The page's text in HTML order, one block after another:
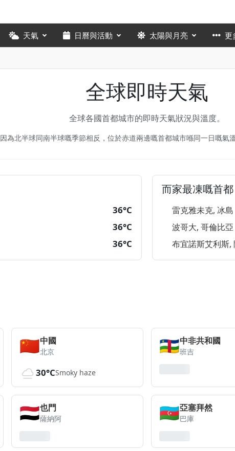
天氣 日曆與活動 太陽與月亮 更
全球即時天氣
全球各國首都城市的即時天氣狀況與溫度。
因為北半球同南半球嘅季節相反，位於赤道兩邊嘅首都城市喺同一日嘅氣
36°C
36°C
36°C
而家最凍嘅首都
雷克雅未克, 冰島
波哥大, 哥倫比亞
布宜諾斯艾利斯,
🇨🇳中國
北京
30°CSmoky haze
🇨🇫中非共和國
班吉
🇾🇪也門
薩納阿 🇦🇿亞塞拜然
巴庫